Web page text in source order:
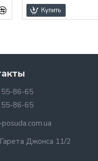
Купить
86-65
86-65
Гарета Джонса 11/2